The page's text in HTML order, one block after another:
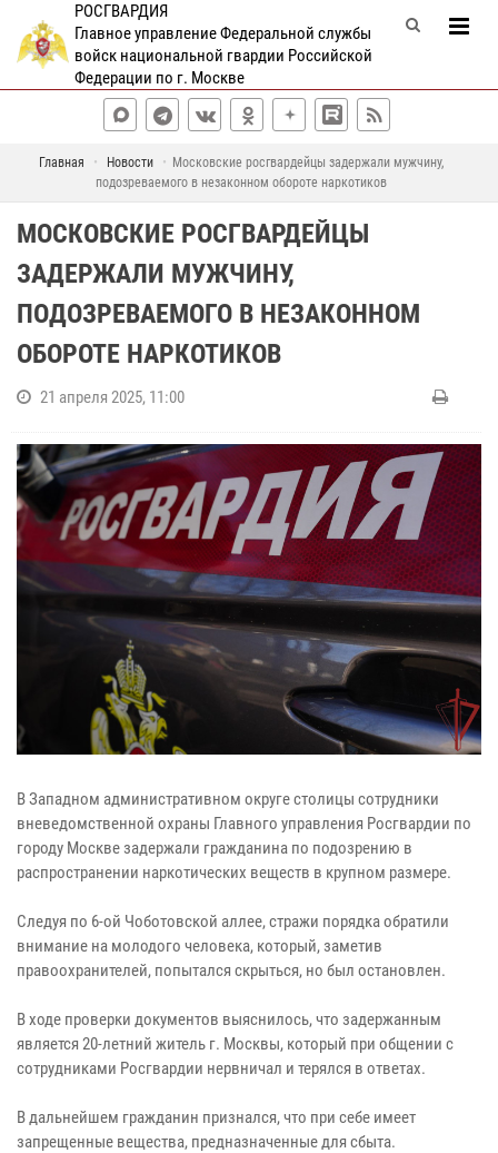
РОСГВАРДИЯ
Главное управление Федеральной службы
войск национальной гвардии Российской
Федерации по г. Москве
Главная Новости
Московские росгвардейцы задержали мужчину,
подозреваемого в незаконном обороте наркотиков
МОСКОВСКИЕ РОСГВАРДЕЙЦЫ
ЗАДЕРЖАЛИ МУЖЧИНУ,
ПОДОЗРЕВАЕМОГО В НЕЗАКОННОМ
ОБОРОТЕ НАРКОТИКОВ
21 апреля 2025, 11:00
В Западном административном округе столицы сотрудники
вневедомственной охраны Главного управления Росгвардии по
городу Москве задержали гражданина по подозрению в
распространении наркотических веществ в крупном размере.
Следуя по 6-ой Чоботовской аллее, стражи порядка обратили
внимание на молодого человека, который, заметив
правоохранителей, попытался скрыться, но был остановлен.
В ходе проверки документов выяснилось, что задержанным
является 20-летний житель г. Москвы, который при общении с
сотрудниками Росгвардии нервничал и терялся в ответах.
В дальнейшем гражданин признался, что при себе имеет
запрещенные вещества, предназначенные для сбыта.